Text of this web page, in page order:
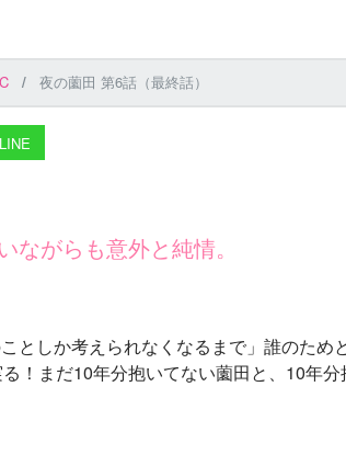
夜の薗田 第6話（最終話）
LINE
ながらも意外と純情。
としか考えられなくなるまで」誰のた
！まだ10年分抱いてない薗田と、10年